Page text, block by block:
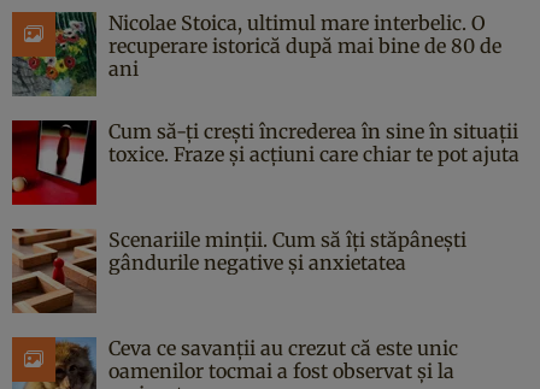
Nicolae Stoica, ultimul mare interbelic. O
recuperare istorică după mai bine de 80 de
ani
Cum să-ți crești încrederea în sine în situații
toxice. Fraze și acțiuni care chiar te pot ajuta
Scenariile minții. Cum să îți stăpânești
gândurile negative și anxietatea
Ceva ce savanții au crezut că este unic
oamenilor tocmai a fost observat și la